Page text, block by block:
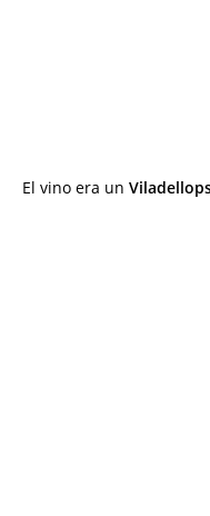
El vino era un